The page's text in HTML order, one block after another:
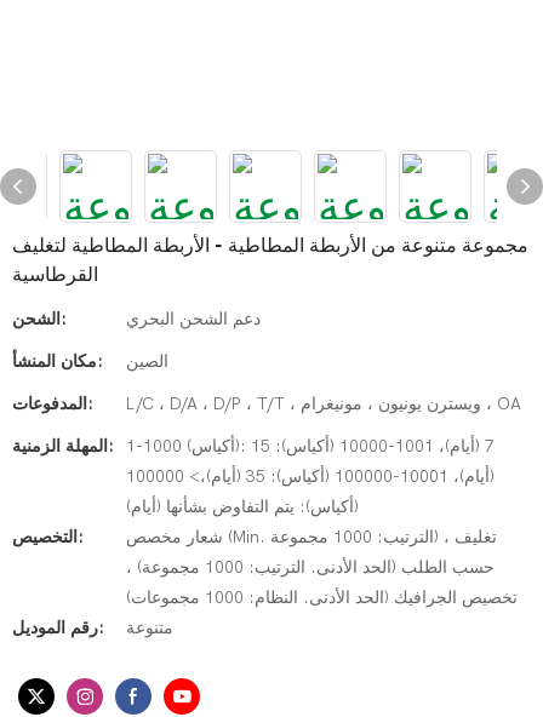
مجموعة متنوعة من الأربطة المطاطية - الأربطة المطاطية لتغليف
القرطاسية
الشحن: دعم الشحن البحري
مكان المنشأ: الصين
المدفوعات: L/C ، D/A ، D/P ، T/T ، ويسترن يونيون ، مونيغرام ، OA
المهلة الزمنية:
1-1000 (أكياس): 7 (أيام)، 1001-10000 (أكياس): 15
(أيام)، 10001-100000 (أكياس): 35 (أيام)،> 100000
(أكياس): يتم التفاوض بشأنها (أيام)
التخصيص:
شعار مخصص (Min. الترتيب: 1000 مجموعة) ، تغليف
حسب الطلب (الحد الأدنى. الترتيب: 1000 مجموعة) ،
تخصيص الجرافيك (الحد الأدنى. النظام: 1000 مجموعات)
رقم الموديل:
متنوعة